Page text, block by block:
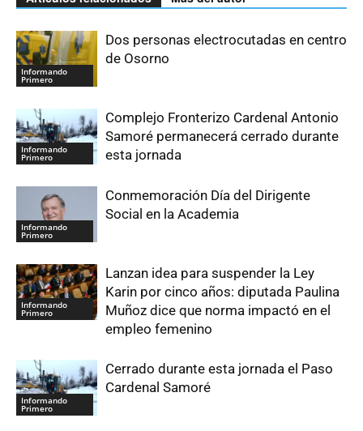
Informando
Primero
Dos personas electrocutadas en centro
de Osorno
Informando
Primero
Complejo Fronterizo Cardenal Antonio
Samoré permanecerá cerrado durante
esta jornada
Informando
Primero
Conmemoración Día del Dirigente
Social en la Academia
Informando
Primero
Lanzan idea para suspender la Ley
Karin por cinco años: diputada Paulina
Muñoz dice que norma impactó en el
empleo femenino
Informando
Primero
Cerrado durante esta jornada el Paso
Cardenal Samoré